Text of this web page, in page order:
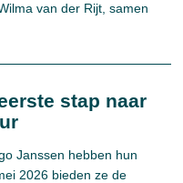
van der Rijt, samen
stap naar
Janssen hebben hun
2026 bieden ze de